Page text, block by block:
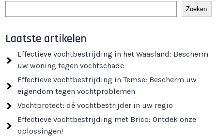
Zoeken
Laatste artikelen
Effectieve vochtbestrijding in het Waasland: Bescherm
uw woning tegen vochtschade
Effectieve vochtbestrijding in Temse: Bescherm uw
eigendom tegen vochtproblemen
Vochtprotect: dé vochtbestrijder in uw regio
Effectieve vochtbestrijding met Brico: Ontdek onze
oplossingen!